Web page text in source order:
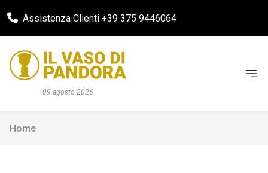
Assistenza Clienti +39 375 9446064
09 agosto 2026
Home